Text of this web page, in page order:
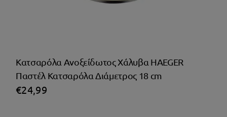
Κατσαρόλα Ανοξείδωτος Χάλυβα HAEGER
Παστέλ Κατσαρόλα Διάμετρος 18 cm
€24,99